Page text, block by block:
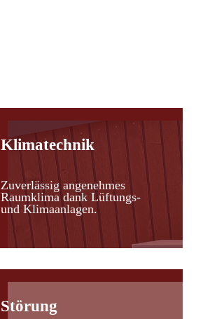
Klimatechnik
Zuverlässig angenehmes
Raumklima dank Lüftungs-
und Klimaanlagen.
Störung